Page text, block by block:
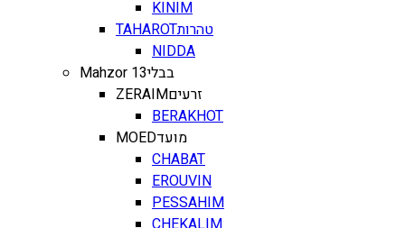
KINIM
TAHAROTטהרות
NIDDA
Mahzor 13בבלי
ZERAIMזרעים
BERAKHOT
MOEDמועד
CHABAT
EROUVIN
PESSAHIM